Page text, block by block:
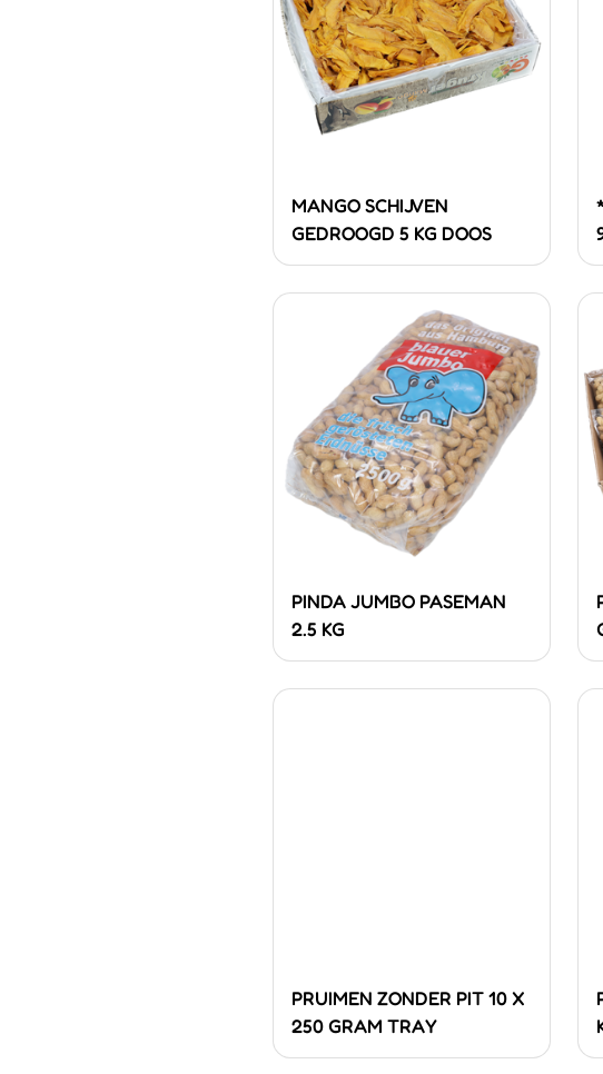
MANGO SCHIJVEN
GEDROOGD 5 KG DOOS
PINDA JUMBO PASEMAN
2.5 KG
PRUIMEN ZONDER PIT 10 X
250 GRAM TRAY